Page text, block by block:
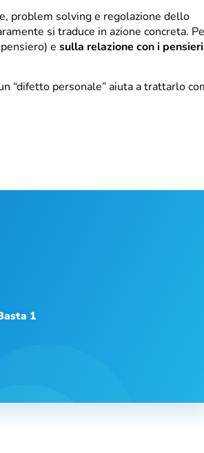
problem solving e regolazione dello
si traduce in azione concreta.
e sulla relazione con i pensieri
“difetto personale” aiuta a trattarlo
1